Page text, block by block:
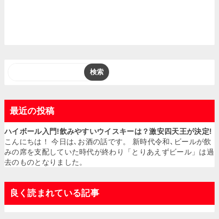
最近の投稿
ハイボール入門!飲みやすいウイスキーは？激安四天王が決定!
こんにちは！ 今日は､お酒の話です。 新時代令和､ビールが飲
みの席を支配していた時代が終わり「とりあえずビール」は過
去のものとなりました。
良く読まれている記事